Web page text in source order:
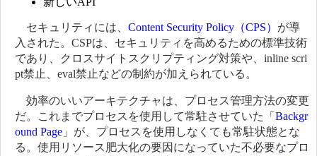
セキュリティには、 Content Security Policy（CPS） が導
入された。CSPは、セキュリティを高めるための標準技術
であり、クロスサイトスクリプティング対策や、inline scri
pt禁止、eval禁止などの制約が加えられている。
効率のいいアーキテクチャは、プロセス管理方法の変更
だ。これまでプロセスを使用して常駐させていた「 Backgr
ound Page 」が、プロセスを使用しなくても常駐状態とな
る。使用リソース肥大化の要因になっていた不必要なプロ